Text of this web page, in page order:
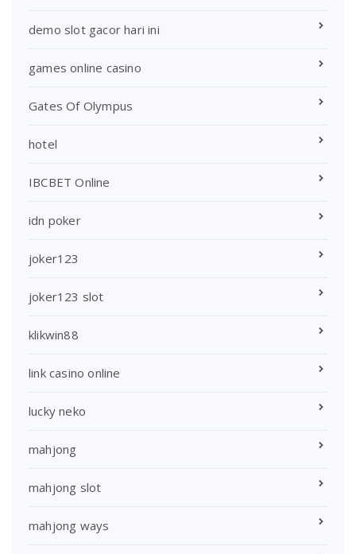
demo slot gacor hari ini
games online casino
Gates Of Olympus
hotel
IBCBET Online
idn poker
joker123
joker123 slot
klikwin88
link casino online
lucky neko
mahjong
mahjong slot
mahjong ways